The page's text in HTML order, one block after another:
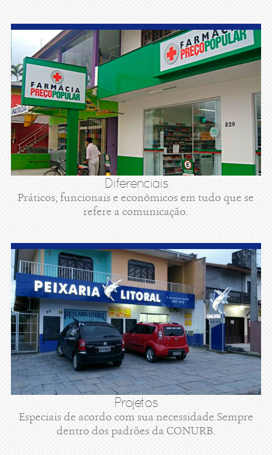
Diferenciais
Práticos, funcionais e econômicos em tudo que se
refere a comunicação.
Projetos
Especiais de acordo com sua necessidade.Sempre
dentro dos padrões da CONURB.